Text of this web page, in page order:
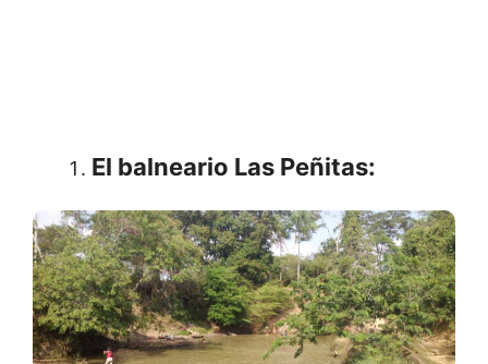
El balneario Las Peñitas: